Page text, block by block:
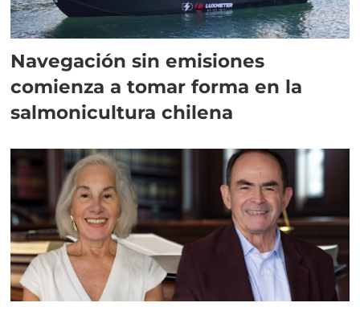
Navegación sin emisiones
comienza a tomar forma en la
salmonicultura chilena